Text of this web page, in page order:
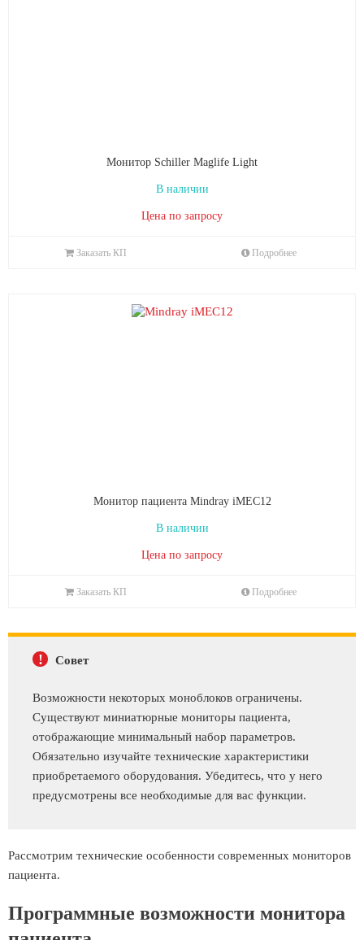
Монитор Schiller Maglife Light
В наличии
Цена по запросу
Заказать КП Подробнее
Монитор пациента Mindray iMEC12
В наличии
Цена по запросу
Заказать КП Подробнее
! Совет
Возможности некоторых моноблоков ограничены.
Существуют миниатюрные мониторы пациента,
отображающие минимальный набор параметров.
Обязательно изучайте технические характеристики
приобретаемого оборудования. Убедитесь, что у него
предусмотрены все необходимые для вас функции.
Рассмотрим технические особенности современных мониторов
пациента.
Программные возможности монитора